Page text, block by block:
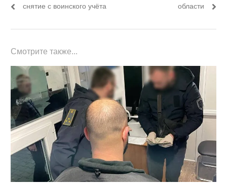
записям
снятие с воинского учёта
области
Смотрите также...